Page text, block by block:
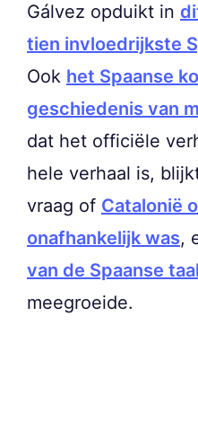
Gálvez opduikt in
tien invloedrijkste
Ook het Spaanse
geschiedenis van
dat het officiële
hele verhaal is,
vraag of Catalonië
onafhankelijk was,
van de Spaanse taal
meegroeide.